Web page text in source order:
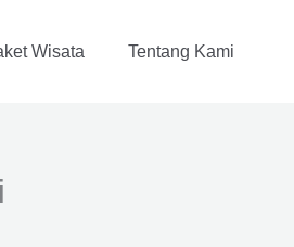
Wisata Tentang Kami